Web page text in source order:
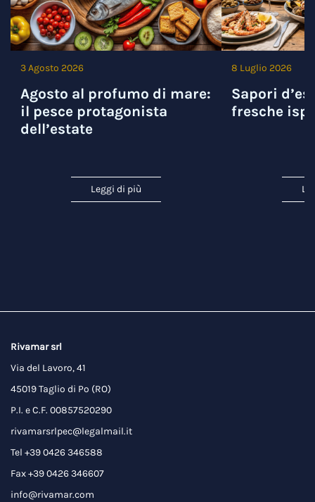
3 Agosto 2026
Agosto al profumo di mare:
il pesce protagonista
dell’estate
Leggi di più
8 Luglio 2026
Sapori
fresche
Rivamar srl
Via del Lavoro, 41
45019 Taglio di Po (RO)
P.I. e C.F. 00857520290
rivamarsrlpec@legalmail.it
Tel +39 0426 346588
Fax +39 0426 346607
info@rivamar.com